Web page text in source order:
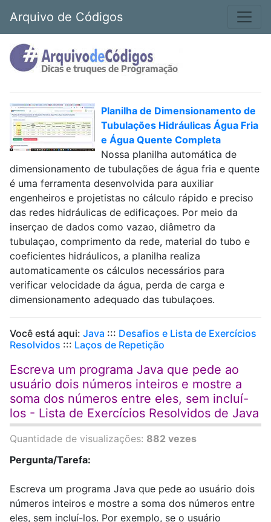
Arquivo de Códigos
Planilha de Dimensionamento de
Tubulações Hidráulicas Água Fria
e Água Quente Completa
Nossa planilha automática de
dimensionamento de tubulações de água fria e quente
é uma ferramenta desenvolvida para auxiliar
engenheiros e projetistas no cálculo rápido e preciso
das redes hidráulicas de edificaçoes. Por meio da
inserçao de dados como vazao, diâmetro da
tubulaçao, comprimento da rede, material do tubo e
coeficientes hidráulicos, a planilha realiza
automaticamente os cálculos necessários para
verificar velocidade da água, perda de carga e
dimensionamento adequado das tubulaçoes.
Você está aqui: Java ::: Desafios e Lista de Exercícios
Resolvidos ::: Laços de Repetição
Escreva um programa Java que pede ao
usuário dois números inteiros e mostre a
soma dos números entre eles, sem incluí-
los - Lista de Exercícios Resolvidos de Java
Quantidade de visualizações: 882 vezes
Pergunta/Tarefa:
Escreva um programa Java que pede ao usuário dois
números inteiros e mostre a soma dos números entre
eles, sem incluí-los. Por exemplo, se o usuário